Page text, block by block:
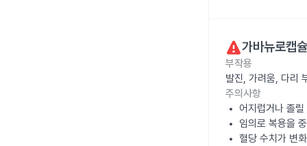
가바뉴로캡
부작용
발진, 가려움, 다리
주의사항
어지럽거나 졸
임의로 복용을
혈당 수치가 변